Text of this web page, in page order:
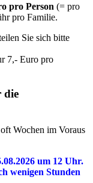
pro Person (= pro
pro Familie.
Sie sich bitte
7,- Euro pro
die
Wochen im Voraus
um 12 Uhr.
wenigen Stunden